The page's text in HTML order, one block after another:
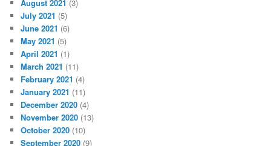
August 2021 (3)
July 2021 (5)
June 2021 (6)
May 2021 (5)
April 2021 (1)
March 2021 (11)
February 2021 (4)
January 2021 (11)
December 2020 (4)
November 2020 (13)
October 2020 (10)
September 2020 (9)